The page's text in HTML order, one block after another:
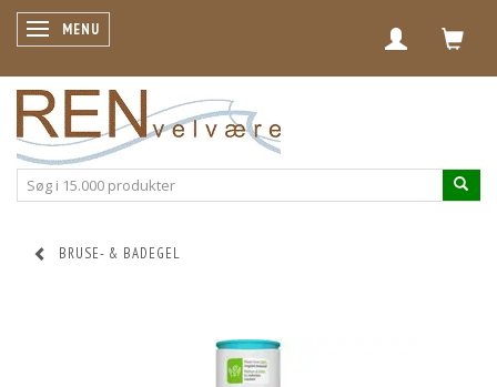
SKIFTE NAVIGATION
MENU
BRUSE- & BADEGEL